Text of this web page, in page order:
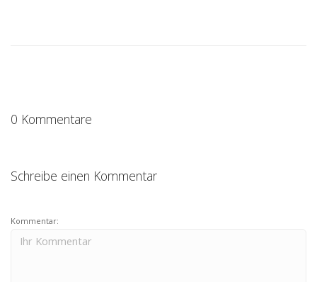
0 Kommentare
Schreibe einen Kommentar
Kommentar: